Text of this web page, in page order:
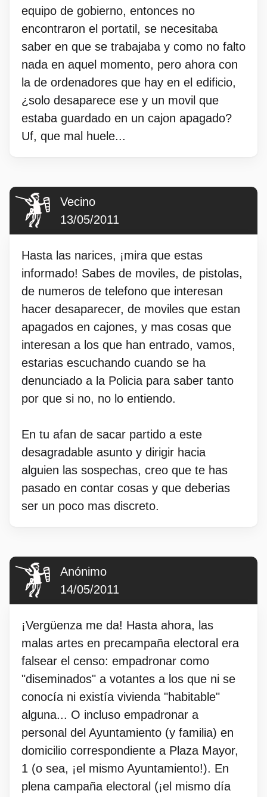
equipo de gobierno, entonces no
encontraron el portatil, se necesitaba
saber en que se trabajaba y como no falto
nada en aquel momento, pero ahora con
la de ordenadores que hay en el edificio,
¿solo desaparece ese y un movil que
estaba guardado en un cajon apagado?
Uf, que mal huele...
Vecino
13/05/2011
Hasta las narices, ¡mira que estas
informado! Sabes de moviles, de pistolas,
de numeros de telefono que interesan
hacer desaparecer, de moviles que estan
apagados en cajones, y mas cosas que
interesan a los que han entrado, vamos,
estarias escuchando cuando se ha
denunciado a la Policia para saber tanto
por que si no, no lo entiendo.
En tu afan de sacar partido a este
desagradable asunto y dirigir hacia
alguien las sospechas, creo que te has
pasado en contar cosas y que deberias
ser un poco mas discreto.
Anónimo
14/05/2011
¡Vergüenza me da! Hasta ahora, las
malas artes en precampaña electoral era
falsear el censo: empadronar como
"diseminados" a votantes a los que ni se
conocía ni existía vivienda "habitable"
alguna... O incluso empadronar a
personal del Ayuntamiento (y familia) en
domicilio correspondiente a Plaza Mayor,
1 (o sea, ¡el mismo Ayuntamiento!). En
plena campaña electoral (¡el mismo día